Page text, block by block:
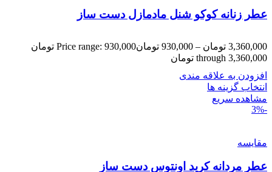
عطر زنانه کوکو شنل مادمازل دست ساز
3,360,000 تومان –
930,000 تومان
Price range: 930,000 تومان
through 3,360,000 تومان
افزودن به علاقه مندی
انتخاب گزینه ها
مشاهده سریع
-3%
مقایسه
عطر مردانه کرید اونتوس دست ساز